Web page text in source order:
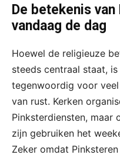
De betekenis
vandaag de dag
Hoewel de religieuze
steeds centraal staat,
tegenwoordig voor
van rust. Kerken
Pinksterdiensten, maar
zijn gebruiken het
Zeker omdat